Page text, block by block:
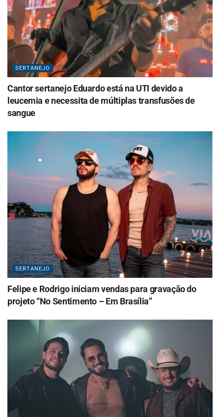
SERTANEJO
Cantor sertanejo Eduardo está na UTI devido a
leucemia e necessita de múltiplas transfusões de
sangue
SERTANEJO
Felipe e Rodrigo iniciam vendas para gravação do
projeto “No Sentimento – Em Brasília”